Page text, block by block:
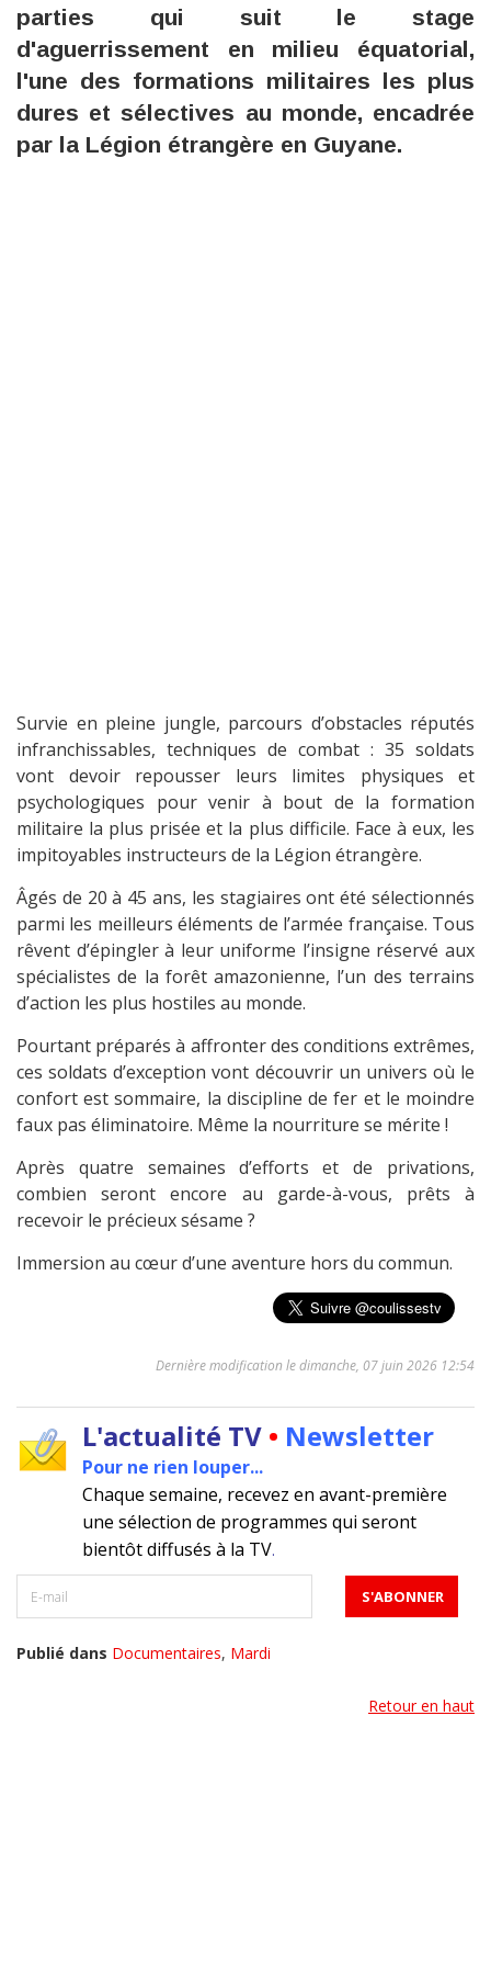
parties qui suit le stage
d'aguerrissement en milieu équatorial,
l'une des formations militaires les plus
dures et sélectives au monde, encadrée
par la Légion étrangère en Guyane.
Survie en pleine jungle, parcours d’obstacles réputés
infranchissables, techniques de combat : 35 soldats
vont devoir repousser leurs limites physiques et
psychologiques pour venir à bout de la formation
militaire la plus prisée et la plus difficile. Face à eux, les
impitoyables instructeurs de la Légion étrangère.
Âgés de 20 à 45 ans, les stagiaires ont été sélectionnés
parmi les meilleurs éléments de l’armée française. Tous
rêvent d’épingler à leur uniforme l’insigne réservé aux
spécialistes de la forêt amazonienne, l’un des terrains
d’action les plus hostiles au monde.
Pourtant préparés à affronter des conditions extrêmes,
ces soldats d’exception vont découvrir un univers où le
confort est sommaire, la discipline de fer et le moindre
faux pas éliminatoire. Même la nourriture se mérite !
Après quatre semaines d’efforts et de privations,
combien seront encore au garde-à-vous, prêts à
recevoir le précieux sésame ?
Immersion au cœur d’une aventure hors du commun.
Dernière modification le dimanche, 07 juin 2026 12:54
L'actualité TV • Newsletter
Pour ne rien louper...
Chaque semaine, recevez en avant-première
une sélection de programmes qui seront
bientôt diffusés à la TV.
Publié dans Documentaires, Mardi
Retour en haut